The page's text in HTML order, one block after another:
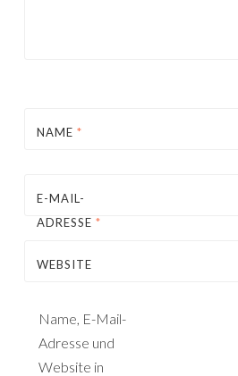
NAME *
E-MAIL-
ADRESSE *
WEBSITE
Name, E-Mail-
Adresse und
Website in